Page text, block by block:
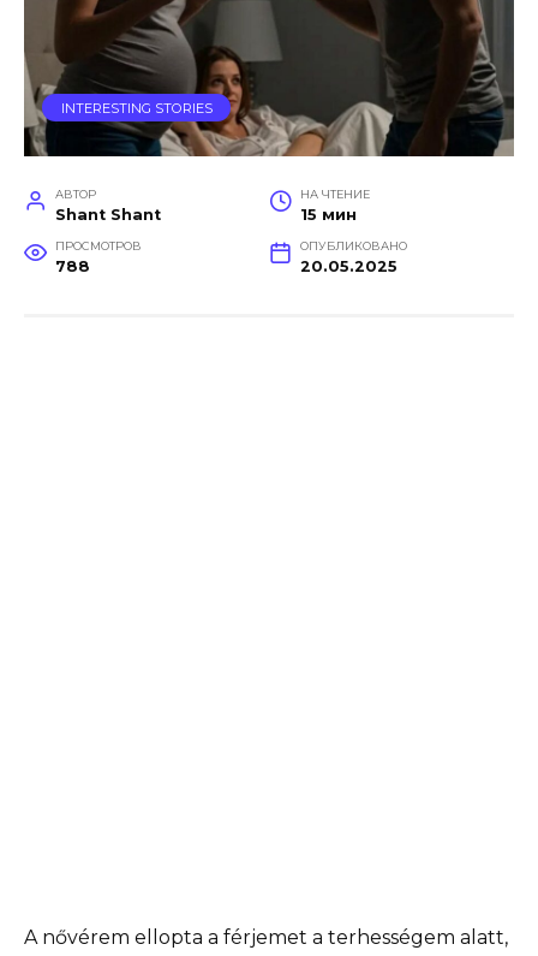
INTERESTING STORIES
АВТОР
Shant Shant
НА ЧТЕНИЕ
15 мин
ПРОСМОТРОВ
788
ОПУБЛИКОВАНО
20.05.2025
A nővérem ellopta a férjemet a terhességem alatt,